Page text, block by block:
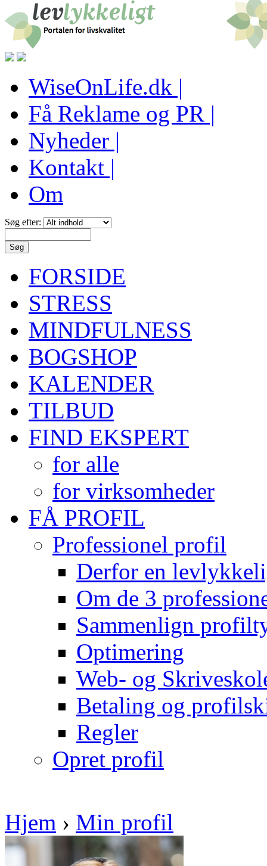
WiseOnLife.dk |
Få Reklame og PR |
Nyheder |
Kontakt |
Om
Søg efter:
FORSIDE
STRESS
MINDFULNESS
BOGSHOP
KALENDER
TILBUD
FIND EKSPERT
for alle
for virksomheder
FÅ PROFIL
Professionel profil
Derfor en
Om de 3
Sammenlign
Optimering
Web- og
Betaling og
Regler
Opret profil
Hjem › Min profil